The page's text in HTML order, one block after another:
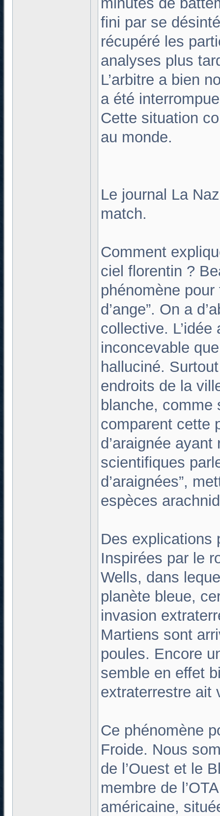
fini par se
récupéré les
analyses plus
L’arbitre a bien
a été
Cette situation
au monde.
Le journal La
match.
Comment
ciel florentin ?
phénomène
d’ange”. On a
collective.
inconcevable
halluciné.
endroits de la
blanche, comme
comparent cette
d’araignée
scientifiques
d’araignées”,
espèces
Des explications
Inspirées par le
Wells, dans
planète bleue,
invasion
Martiens sont
poules. Encore
semble en effet
extraterrestre
Ce phénomène
Froide. Nous
de l’Ouest et le
membre de
américaine,